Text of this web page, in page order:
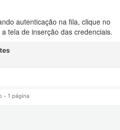
autenticação na fila, clique no
tela de inserção das credenciais.